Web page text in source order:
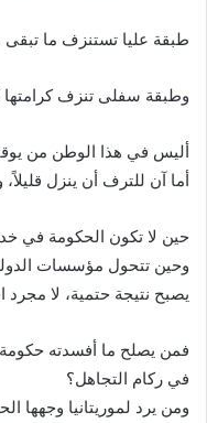
طبقة عليا تستنزف ما
وطبقة سفلى تنزف كرامتها
أليس في هذا الوطن من
أما آن للترف أن ينزل
حين لا تكون الحكومة في
وحين تتحول مؤسسات
يصبح نتيجة حتمية، لا مجرد
فمن يصلح ما أفسدته
في ركام التجاهل؟
ومن يرد لموريتانيا وجهها